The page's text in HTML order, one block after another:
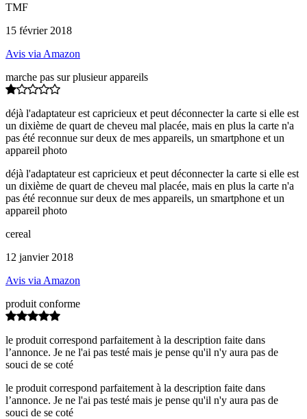
TMF
15 février 2018
Avis via Amazon
marche pas sur plusieur appareils
déjà l'adaptateur est capricieux et peut déconnecter la carte si elle est
un dixième de quart de cheveu mal placée, mais en plus la carte n'a
pas été reconnue sur deux de mes appareils, un smartphone et un
appareil photo
déjà l'adaptateur est capricieux et peut déconnecter la carte si elle est
un dixième de quart de cheveu mal placée, mais en plus la carte n'a
pas été reconnue sur deux de mes appareils, un smartphone et un
appareil photo
cereal
12 janvier 2018
Avis via Amazon
produit conforme
le produit correspond parfaitement à la description faite dans
l’annonce. Je ne l'ai pas testé mais je pense qu'il n'y aura pas de
souci de se coté
le produit correspond parfaitement à la description faite dans
l’annonce. Je ne l'ai pas testé mais je pense qu'il n'y aura pas de
souci de se coté